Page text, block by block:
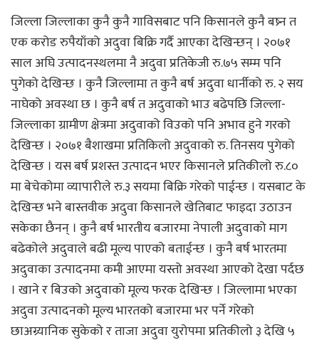
जिल्ला जिल्लाका कुनै कुनै गाविसबाट पनि किसानले कुनै बष्र्न त
एक करोड रुपैयाँको अदुवा बिक्रि गर्दै आएका देखिन्छन् । २०७१
साल अघि उत्पादनस्थलमा नै अदुवा प्रतिकेजी रु.७५ सम्म पनि
पुगेको देखिन्छ । कुनै जिल्लामा त कुनै बर्ष अदुवा धार्नीको रु. २ सय
नाघेको अवस्था छ । कुनै बर्ष त अदुवाको भाउ बढेपछि जिल्ला-
जिल्लाका ग्रामीण क्षेत्रमा अदुवाको विउको पनि अभाव हुने गरको
देखिन्छ । २०७१ बैशाखमा प्रतिकिलो अदुवाको रु. तिनसय पुगेको
देखिन्छ । यस बर्ष प्रशस्त उत्पादन भएर किसानले प्रतिकीलो रु.८०
मा बेचेकोमा व्यापारीले रु.३ सयमा बिक्रि गरेको पाईन्छ । यसबाट के
देखिन्छ भने बास्तवीक अदुवा किसानले खेतिबाट फाइदा उठाउन
सकेका छैनन् । कुनै बर्ष भारतीय बजारमा नेपाली अदुवाको माग
बढेकोले अदुवाले बढी मूल्य पाएको बताईन्छ । कुनै बर्ष भारतमा
अदुवाका उत्पादनमा कमी आएमा यस्तो अवस्था आएको देखा पर्दछ
। खाने र बिउको अदुवाको मूल्य फरक देखिन्छ । जिल्लामा भएका
अदुवा उत्पादनको मूल्य भारतको बजारमा भर पर्ने गरेको
छाअग्र्यानिक सुकेको र ताजा अदुवा युरोपमा प्रतिकीलो ३ देखि ५